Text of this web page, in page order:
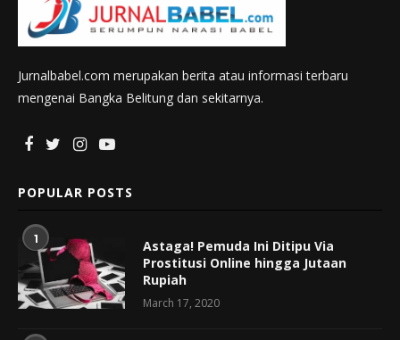
Jurnalbabel.com merupakan berita atau informasi terbaru
mengenai Bangka Belitung dan sekitarnya.
POPULAR POSTS
1
Astaga! Pemuda Ini Ditipu Via
Prostitusi Online hingga Jutaan
Rupiah
March 17, 2020